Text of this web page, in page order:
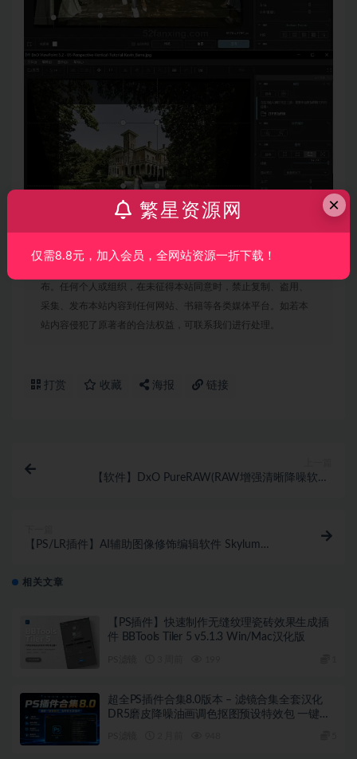
布。任何个人或组织，在未征得本站同意时，禁止复制、盗用、
采集、发布本站内容到任何网站、书籍等各类媒体平台。如若本
站内容侵犯了原著者的合法权益，可联系我们进行处理。
打赏 收藏 海报 链接
【软件】DxO PureRAW(RAW增强清晰降噪软件)
【PS/LR插件】AI辅助图像修饰编辑软件 Skylum
相关文章
【PS插件】快速制作无缝纹理瓷砖效果生成插
件 BBTools Tiler 5 v5.1.3 Win/Mac汉化版
超全PS插件合集8.0版本 – 滤镜合集全套汉化
DR5磨皮降噪油画调色抠图预设特效包 一键安
×
繁星资源网
仅需8.8元，加入会员，全网站资源一折下载！